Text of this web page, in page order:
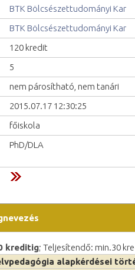
BTK Bölcsészettudományi Kar
BTK Bölcsészettudományi Kar
120 kredit
5
nem párosítható, nem tanári
2015.07.17 12:30:25
főiskola
PhD/DLA
kreditig; Teljesítendő: min.30
alapkérdései